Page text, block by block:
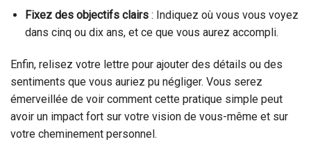
Fixez des objectifs clairs: Indiquez où vous vous voyez
dans cinq ou dix ans, et ce que vous aurez accompli.
Enfin, relisez votre lettre pour ajouter des détails ou des
sentiments que vous auriez pu négliger. Vous serez
émerveillée de voir comment cette pratique simple peut
avoir un impact fort sur votre vision de vous-même et sur
votre cheminement personnel.